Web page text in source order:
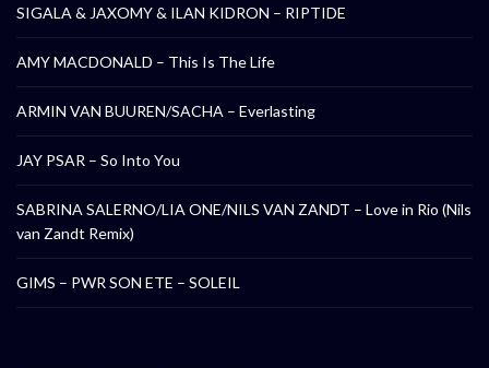
SIGALA & JAXOMY & ILAN KIDRON – RIPTIDE
AMY MACDONALD – This Is The Life
ARMIN VAN BUUREN/SACHA – Everlasting
JAY PSAR – So Into You
SABRINA SALERNO/LIA ONE/NILS VAN ZANDT – Love in Rio (Nils
van Zandt Remix)
GIMS – PWR SON ETE – SOLEIL